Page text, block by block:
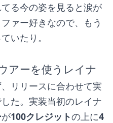
る今の姿を見ると涙が
ァー好きなので、もう
いたり。
アーを使うレイナ
リリースに合わせて実
た。実装当初のレイナ
が100クレジットの上に4